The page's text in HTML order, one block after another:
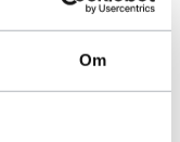
Om